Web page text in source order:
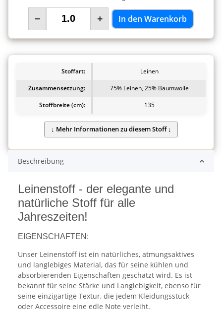
− + In den Warenkorb
Stoffart:
Leinen
Zusammensetzung:
75% Leinen, 25% Baumwolle
Stoffbreite (cm):
135
Beschreibung
Leinenstoff - der elegante und
natürliche Stoff für alle
Jahreszeiten!
EIGENSCHAFTEN:
Unser Leinenstoff ist ein natürliches, atmungsaktives
und langlebiges Material, das für seine kühlen und
absorbierenden Eigenschaften geschätzt wird. Es ist
bekannt für seine Stärke und Langlebigkeit, ebenso für
seine einzigartige Textur, die jedem Kleidungsstück
oder Accessoire eine edle Note verleiht.